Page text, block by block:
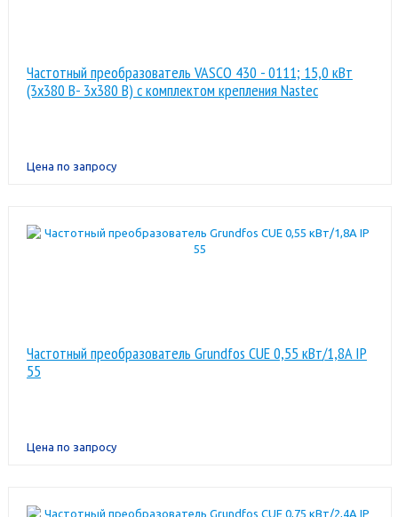
Частотный преобразователь VASCO 430 - 0111; 15,0 кВт
(3x380 В- 3x380 В) с комплектом крепления Nastec
Цена по запросу
Частотный преобразователь Grundfos CUE 0,55 кВт/1,8A IP
55
Цена по запросу